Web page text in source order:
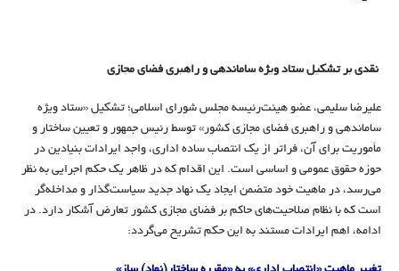
نقدی بر تشکیل ستاد ویژه ساماندهی و راهبری فضای مجازی
علیرضا سلیمی، عضو هیئت‌رئیسه مجلس شورای اسلامی؛ تشکیل «ستاد ویژه
ساماندهی و راهبری فضای مجازی کشور» توسط رئیس جمهور و تعیین ساختار و
مأموریت برای آن، فراتر از یک انتصاب ساده اداری، واجد ایرادات بنیادین در
حوزه‌ حقوق عمومی و اساسی است. این اقدام که در ظاهر یک حکم اجرایی به نظر
می‌رسد، در ماهیت خود متضمن ایجاد یک نهاد جدید سیاست‌گذار و مداخله‌گر
است که با نظام صلاحیت‌های حاکم بر فضای مجازی کشور تعارض آشکار دارد. در
ادامه، اهم ایرادات مستند به این حکم تشریح می‌گردد: